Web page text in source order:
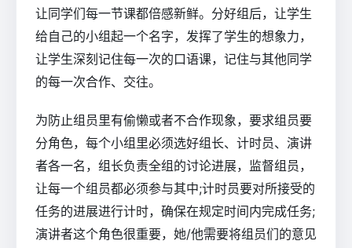
让同学们每一节课都倍感新鲜。分好组后，让学生
给自己的小组起一个名字，发挥了学生的想象力，
让学生深刻记住每一次的口语课，记住与其他同学
的每一次合作、交往。
为防止组员里有偷懒或者不合作现象，要求组员要
分角色，每个小组里必须选好组长、计时员、演讲
者各一名，组长负责全组的讨论进展，监督组员，
让每一个组员都必须参与其中;计时员要对所接受的
任务的进展进行计时，确保在规定时间内完成任务;
演讲者这个角色很重要，她/他需要将组员们的意见